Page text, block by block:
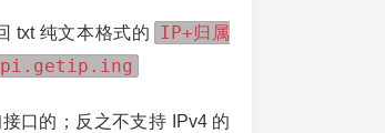
txt 纯文本格式的
IP+归属
口的；反之不支持 IPv4 的